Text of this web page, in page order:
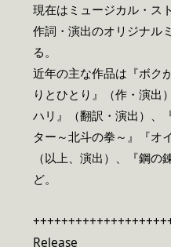
現在はミュージカル・ス
作詞・演出のオリジナル
る。
近年の主な作品は『ボク
りとひとり』（作・演出
ハリ』（翻訳・演出）、
ター～北斗の拳～』『オ
（以上、演出）、『鋼
ど。
Release